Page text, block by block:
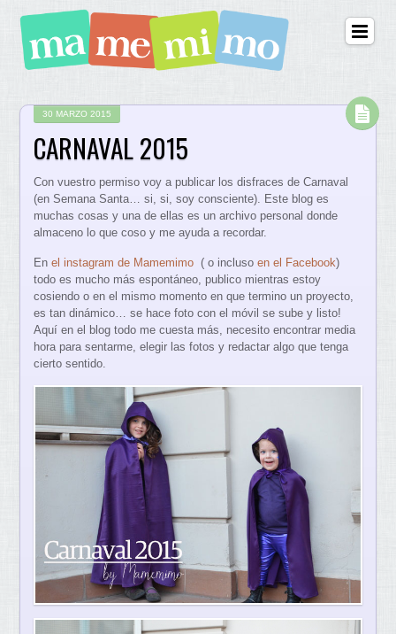
30 MARZO 2015
CARNAVAL 2015
Con vuestro permiso voy a publicar los disfraces de Carnaval
(en Semana Santa… si, si, soy consciente). Este blog es
muchas cosas y una de ellas es un archivo personal donde
almaceno lo que coso y me ayuda a recordar.
Enel instagram de Mamemimo ( o inclusoen el Facebook)
todo es mucho más espontáneo, publico mientras estoy
cosiendo o en el mismo momento en que termino un proyecto,
es tan dinámico… se hace foto con el móvil se sube y listo!
Aquí en el blog todo me cuesta más, necesito encontrar media
hora para sentarme, elegir las fotos y redactar algo que tenga
cierto sentido.